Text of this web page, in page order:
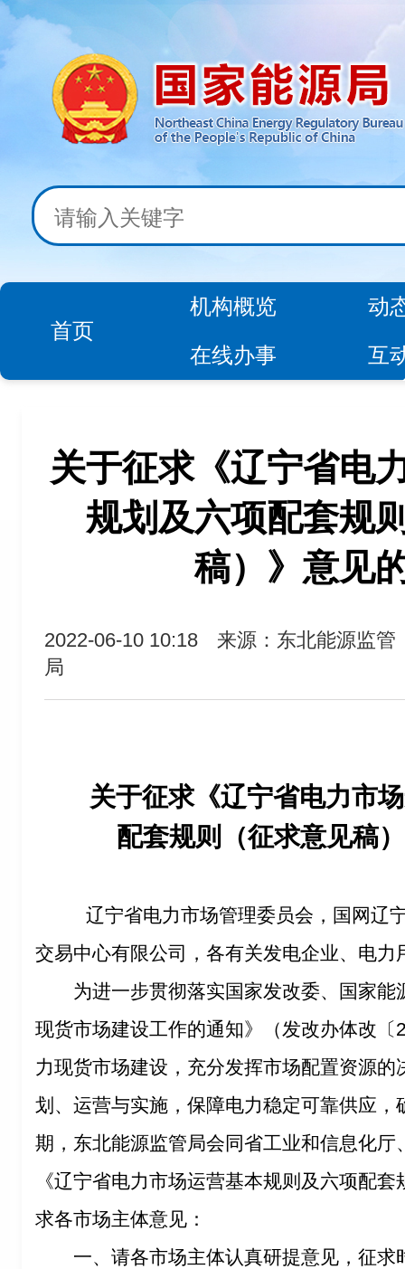
首页
机构概览
动
在线办事
互
关于征求《辽宁省电
规划及六项配套规
稿）》意见
2022-06-10 10:18
来源：东北能源监管
局
关于征求《辽宁省电力市
配套规则（征求意见稿
辽宁省电力市场管理委员会，国网辽
交易中心有限公司，各有关发电企业、电力
为进一步贯彻落实国家发改委、国家
现货市场建设工作的通知》（发改办体改〔
力现货市场建设，充分发挥市场配置资源
划、运营与实施，保障电力稳定可靠供应，
期，东北能源监管局会同省工业和信息化厅
《辽宁省电力市场运营基本规则及六项配
求各市场主体意见：
一、请各市场主体认真研提意见，征求